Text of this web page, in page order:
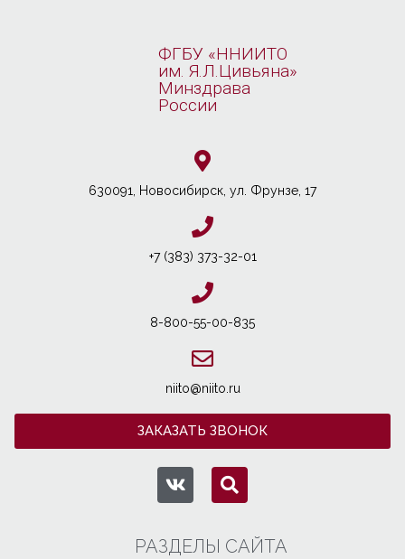
ФГБУ «ННИИТО
им. Я.Л.Цивьяна»
Минздрава
России
630091, Новосибирcк, ул. Фрунзе, 17
+7 (383) 373-32-01
8-800-55-00-835
niito@niito.ru
ЗАКАЗАТЬ ЗВОНОК
РАЗДЕЛЫ САЙТА